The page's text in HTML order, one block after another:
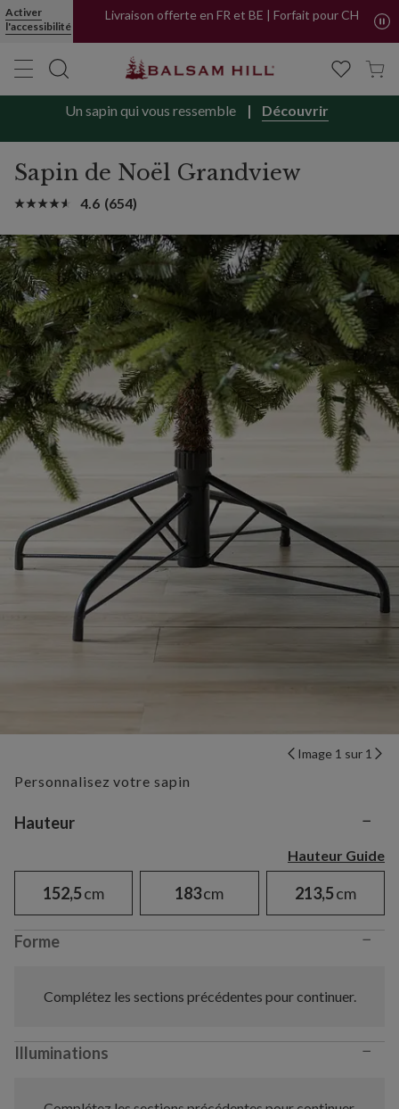
Activer
l'accessibilité
Livraison offerte en FR et BE | Forfait pour CH
Un sapin qui vous ressemble Découvrir
Sapin de Noël Grandview
4.6 (654)
Image 1 sur 1
Personnalisez votre sapin
Variant selection
Hauteur −
Hauteur Guide
152,5cm 183cm 213,5cm
Forme −
Complétez les sections précédentes pour continuer.
Illuminations −